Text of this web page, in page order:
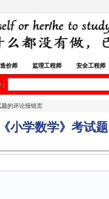
价师 监理工程师 安全工程师
题的评论报错页
小学数学》考试题